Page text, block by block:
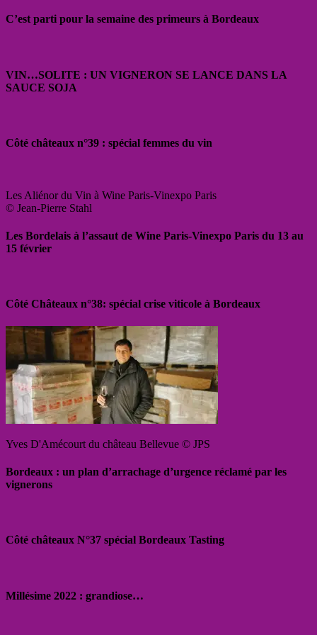
C’est parti pour la semaine des primeurs à Bordeaux
VIN…SOLITE : UN VIGNERON SE LANCE DANS LA
SAUCE SOJA
Côté châteaux n°39 : spécial femmes du vin
Les Aliénor du Vin à Wine Paris-Vinexpo Paris
© Jean-Pierre Stahl
Les Bordelais à l’assaut de Wine Paris-Vinexpo Paris du 13 au
15 février
Côté Châteaux n°38: spécial crise viticole à Bordeaux
Yves D'Amécourt du château Bellevue © JPS
Bordeaux : un plan d’arrachage d’urgence réclamé par les
vignerons
Côté châteaux N°37 spécial Bordeaux Tasting
Millésime 2022 : grandiose…